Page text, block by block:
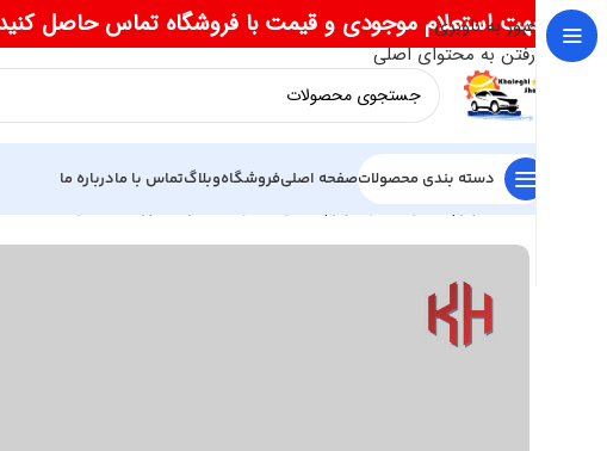
عبور به ناوبری
رفتن به محتوای اصلی
جهت استعلام موجودی و قیمت با فروشگاه تماس حاصل
دسته بندی محصولاتصفحه اصلیفروشگاهوبلاگتماس با مادرباره ما
خانه لوازم یدکی لیفان